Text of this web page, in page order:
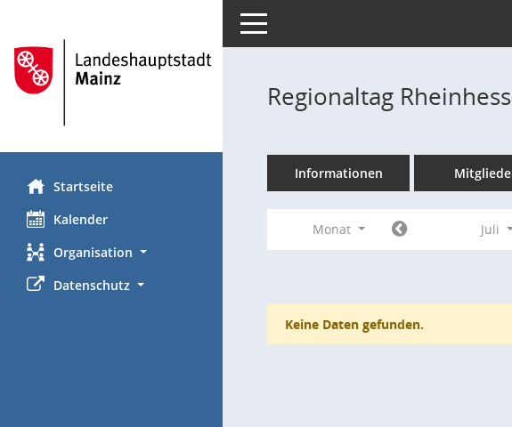
Startseite
Kalender
Organisation
Datenschutz
Toggle navigation
Regionaltag
Informationen
Monat Juli
Keine Daten gefunden.